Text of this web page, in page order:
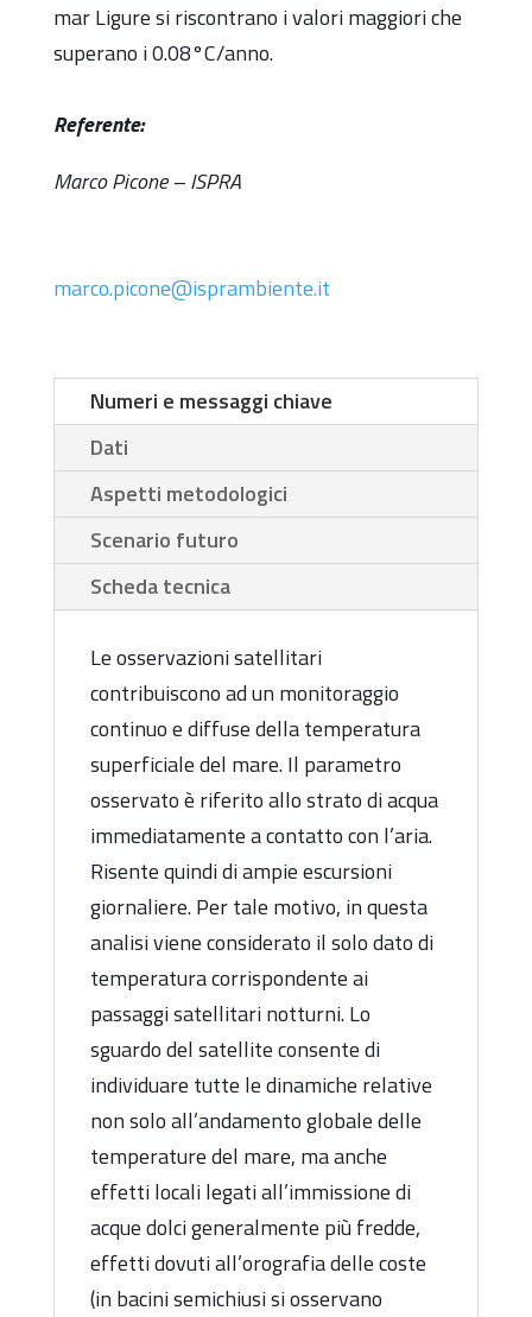
mar Ligure si riscontrano i valori maggiori che
superano i 0.08°C/anno.
Referente:
Marco Picone – ISPRA
marco.picone@isprambiente.it
Numeri e messaggi chiave
Dati
Aspetti metodologici
Scenario futuro
Scheda tecnica
Le osservazioni satellitari
contribuiscono ad un monitoraggio
continuo e diffuse della temperatura
superficiale del mare. Il parametro
osservato è riferito allo strato di acqua
immediatamente a contatto con l’aria.
Risente quindi di ampie escursioni
giornaliere. Per tale motivo, in questa
analisi viene considerato il solo dato di
temperatura corrispondente ai
passaggi satellitari notturni. Lo
sguardo del satellite consente di
individuare tutte le dinamiche relative
non solo all’andamento globale delle
temperature del mare, ma anche
effetti locali legati all’immissione di
acque dolci generalmente più fredde,
effetti dovuti all’orografia delle coste
(in bacini semichiusi si osservano